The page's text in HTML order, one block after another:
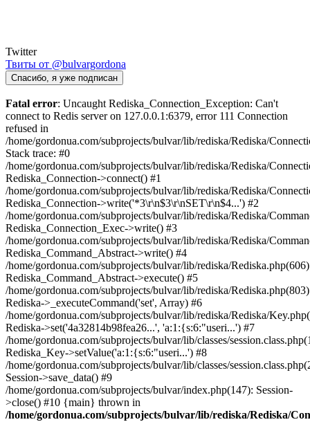
Twitter
Твиты от @bulvargordona
Спасибо, я уже подписан
Fatal error: Uncaught Rediska_Connection_Exception: Can't
connect to Redis server on 127.0.0.1:6379, error 111 Connection
refused in
/home/gordonua.com/subprojects/bulvar/lib/rediska/Rediska/
Stack trace: #0
/home/gordonua.com/subprojects/bulvar/lib/rediska/Rediska/
Rediska_Connection->connect() #1
/home/gordonua.com/subprojects/bulvar/lib/rediska/Rediska/
Rediska_Connection->write('*3\r\n$3\r\nSET\r\n$4...') #2
/home/gordonua.com/subprojects/bulvar/lib/rediska/Rediska/
Rediska_Connection_Exec->write() #3
/home/gordonua.com/subprojects/bulvar/lib/rediska/Rediska/
Rediska_Command_Abstract->write() #4
/home/gordonua.com/subprojects/bulvar/lib/rediska/
Rediska_Command_Abstract->execute() #5
/home/gordonua.com/subprojects/bulvar/lib/rediska/
Rediska->_executeCommand('set', Array) #6
/home/gordonua.com/subprojects/bulvar/lib/rediska/Rediska/
Rediska->set('4a32814b98fea26...', 'a:1:{s:6:"useri...') #7
/home/gordonua.com/subprojects/bulvar/lib/classes/
Rediska_Key->setValue('a:1:{s:6:"useri...') #8
/home/gordonua.com/subprojects/bulvar/lib/classes/
Session->save_data() #9
/home/gordonua.com/subprojects/bulvar/index.php(147): Session-
>close() #10 {main} thrown in
/home/gordonua.com/subprojects/bulvar/lib/rediska/Rediska/